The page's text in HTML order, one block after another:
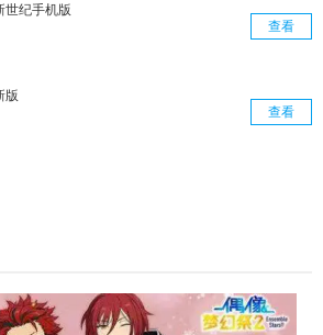
世纪手机版
查看
版
查看